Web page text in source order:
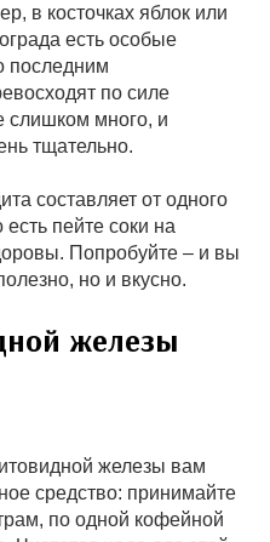
в косточках яблок или
есть особые
последним
по силе
слишком много, и
тщательно.
составляет от одного
пейте соки на
Попробуйте – и вы
но и вкусно.
железы
железы вам
средство: принимайте
по одной кофейной